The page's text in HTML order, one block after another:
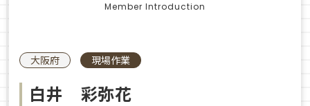
Member Introduction
大阪府 現場作業
白井 彩弥花